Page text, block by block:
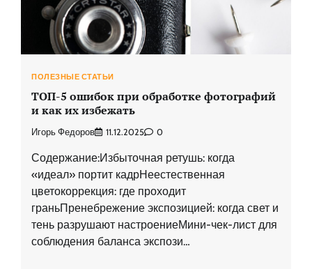
ПОЛЕЗНЫЕ СТАТЬИ
ТОП-5 ошибок при обработке фотографий
и как их избежать
Игорь Федоров 11.12.2025 0
Содержание:Избыточная ретушь: когда
«идеал» портит кадрНеестественная
цветокоррекция: где проходит
граньПренебрежение экспозицией: когда свет и
тень разрушают настроениеМини-чек-лист для
соблюдения баланса экспози…